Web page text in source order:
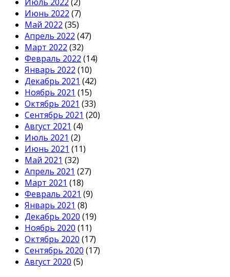
Июнь 2022 (7)
Май 2022 (35)
Апрель 2022 (47)
Март 2022 (32)
Февраль 2022 (14)
Январь 2022 (10)
Декабрь 2021 (42)
Ноябрь 2021 (15)
Октябрь 2021 (33)
Сентябрь 2021 (20)
Август 2021 (4)
Июль 2021 (2)
Июнь 2021 (11)
Май 2021 (32)
Апрель 2021 (27)
Март 2021 (18)
Февраль 2021 (9)
Январь 2021 (8)
Декабрь 2020 (19)
Ноябрь 2020 (11)
Октябрь 2020 (17)
Сентябрь 2020 (17)
Август 2020 (5)